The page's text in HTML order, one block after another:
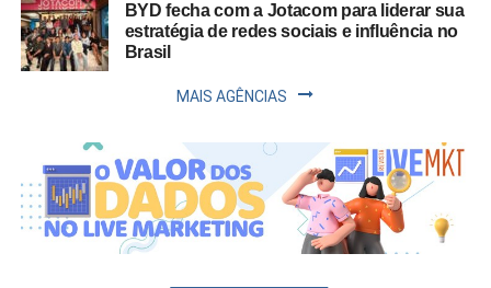
BYD fecha com a Jotacom para liderar sua
estratégia de redes sociais e influência no
Brasil
MAIS AGÊNCIAS